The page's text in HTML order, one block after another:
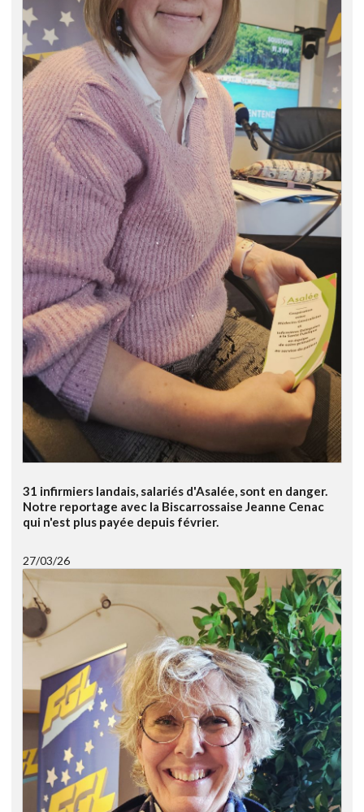
31 infirmiers landais, salariés d'Asalée, sont en danger.
Notre reportage avec la Biscarrossaise Jeanne Cenac
qui n'est plus payée depuis février.
27/03/26